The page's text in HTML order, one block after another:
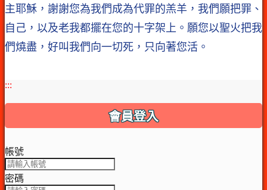
主耶穌，謝謝您為我們成為代罪的羔羊，我們願把罪、
自己，以及老我都擺在您的十字架上。願您以聖火把我
們燒盡，好叫我們向一切死，只向著您活。
:::
會員登入
帳號
密碼